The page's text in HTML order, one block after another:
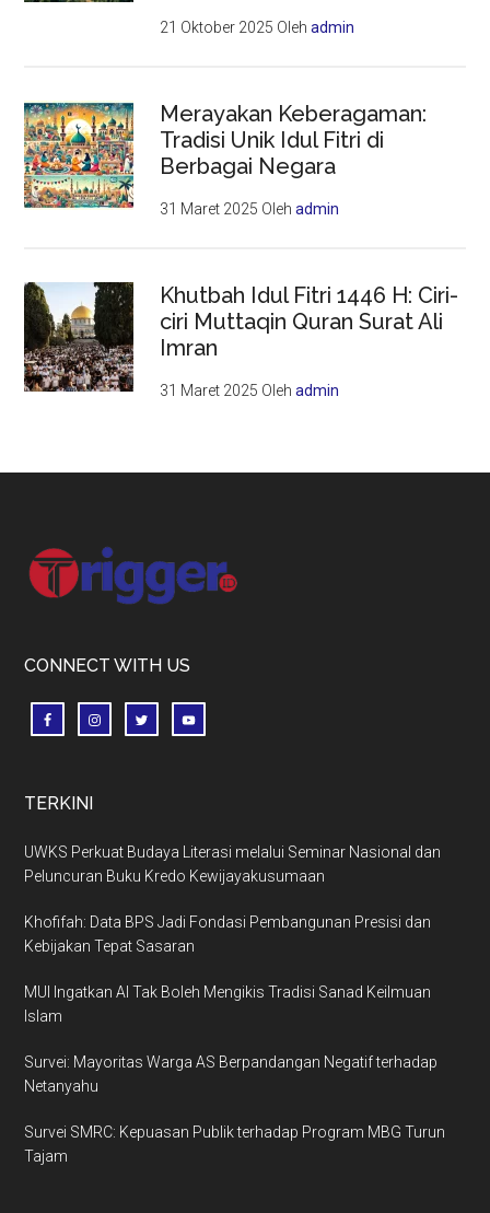
21 Oktober 2025 Olehadmin
Merayakan Keberagaman:
Tradisi Unik Idul Fitri di
Berbagai Negara
31 Maret 2025 Olehadmin
Khutbah Idul Fitri 1446 H: Ciri-
ciri Muttaqin Quran Surat Ali
Imran
31 Maret 2025 Olehadmin
Footer
CONNECT WITH US
TERKINI
UWKS Perkuat Budaya Literasi melalui Seminar Nasional dan
Peluncuran Buku Kredo Kewijayakusumaan
Khofifah: Data BPS Jadi Fondasi Pembangunan Presisi dan
Kebijakan Tepat Sasaran
MUI Ingatkan AI Tak Boleh Mengikis Tradisi Sanad Keilmuan
Islam
Survei: Mayoritas Warga AS Berpandangan Negatif terhadap
Netanyahu
Survei SMRC: Kepuasan Publik terhadap Program MBG Turun
Tajam